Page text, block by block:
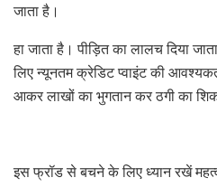
जाता है।
हा जाता है। पीड़ित का लालच दिया
लिए न्यूनतम क्रेडिट प्वाइंट की
आकर लाखों का भुगतान कर ठगी का
इस फ्रॉड से बचने के लिए ध्यान रखें